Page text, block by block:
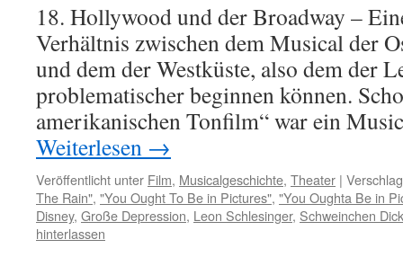
18. Hollywood und der Broadway –
Verhältnis zwischen dem Musical der
und dem der Westküste, also dem der
problematischer beginnen können.
amerikanischen Tonfilm“ war ein
Weiterlesen →
Veröffentlicht unter Film, Musicalgeschichte, Theater |
The Rain", "You Ought To Be in Pictures", "You Oughta Be in
Disney, Große Depression, Leon Schlesinger, Schweinchen Dick
hinterlassen